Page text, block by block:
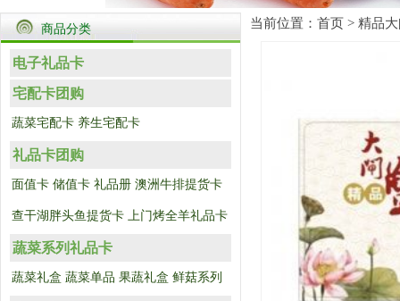
商品分类
电子礼品卡
宅配卡团购
蔬菜宅配卡 养生宅配卡
礼品卡团购
面值卡 储值卡 礼品册 澳洲牛排提货卡
查干湖胖头鱼提货卡 上门烤全羊礼品卡
蔬菜系列礼品卡
蔬菜礼盒 蔬菜单品 果蔬礼盒 鲜菇系列
当前位置： 首页 > 精品